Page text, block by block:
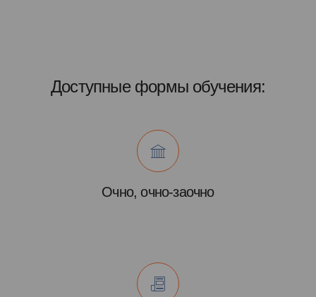
Доступные формы обучения:
Очно, очно-заочно